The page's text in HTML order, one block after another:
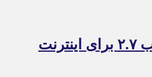
ماجرای اعمال ضریب ۲.۷ برای اینترنت